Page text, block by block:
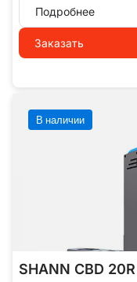
Подробнее
Заказать
В наличии
SHANN CBD